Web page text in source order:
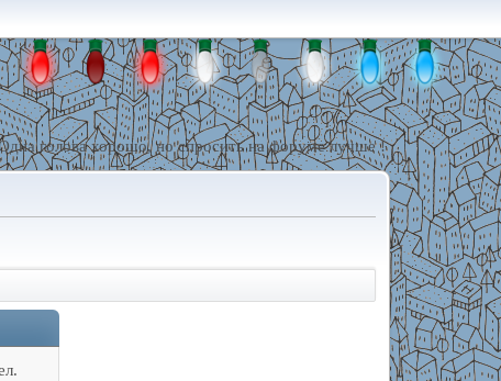
голова хорошо, но спросить на форуме лучше !